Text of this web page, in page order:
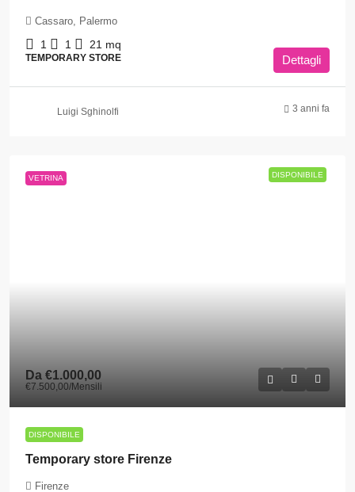
Cassaro, Palermo
1 1 21 mq
TEMPORARY STORE Dettagli
Luigi Sghinolfi 3 anni fa
VETRINA DISPONIBILE
Da €1.000,00
€7.500,00/Mensili
DISPONIBILE
Temporary store Firenze
Firenze